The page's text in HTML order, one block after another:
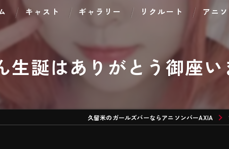
キャスト ギャラリー リクルート アニ
コンカ
バー
カラオ
生誕はありがとう御座い
久留米のガールズバーならアニソンバーAXIA